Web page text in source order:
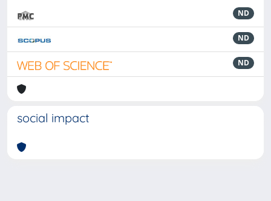
ND
ND
ND
social impact